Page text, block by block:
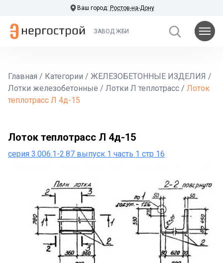
Ваш город: Ростов-на-Дону
ЗАВОД ЖБИ
Главная / Категории / ЖЕЛЕЗОБЕТОННЫЕ ИЗДЕЛИЯ /
Лотки железобетонные / Лотки Л теплотрасс / Лоток
теплотрасс Л 4д-15
Лоток теплотрасс Л 4д-15
серия 3.006.1-2.87 выпуск 1 часть 1 стр 16